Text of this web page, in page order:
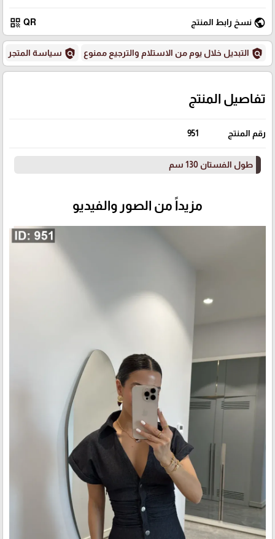
public نسخ رابط المنتج QR
qr_code
policy التبديل خلال يوم من الاستلام والترجيع ممنوع policy سياسة المتجر
تفاصيل المنتج
رقم المنتج 951
طول الفستان 130 سم
مزيداً من الصور والفيديو